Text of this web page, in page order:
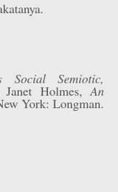
Social Semiotic,
Janet Holmes,An
York: Longman.